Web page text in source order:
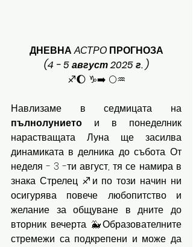
ДНЕВНААСТРО ПРОГНОЗА
(4 - 5 август 2025 г. )
♐️🌔 ♑️➡️ 🌕♒️
пълнолунието и в понеделник
нарастващата Луна ще засилва
динамиката в делника до събота. От
неделя - 3 -ти август, тя се намира в
знака Стрелец ♐️и по този начин ни
осигурява повече любопитство и
желание за общуване в дните до
вторник вечерта. 🐳Образователните
стремежи са подкрепени и може да